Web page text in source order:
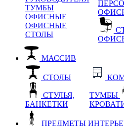
ТУМБЫ
ОФИСНЫЕ
ОФИСНЫЕ
СТОЛЫ
МАССИВ
СТОЛЫ
СТУЛЬЯ,
БАНКЕТКИ
ТУМБЫ
ПРЕДМЕТЫ